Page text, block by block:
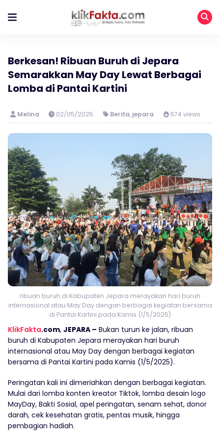
Berkesan! Ribuan Buruh di Jepara
Semarakkan May Day Lewat Berbagai
Lomba di Pantai Kartini
Melina 02/05/2025 Berita, jepara 674 views
ribuan buruh di Kabupaten Jepara merayakan hari buruh
internasional atau May Day dengan berbagai kegiatan bersama
di Pantai Kartini pada Kamis (1/5/2025)
KlikFakta.com, JEPARA – Bukan turun ke jalan, ribuan
buruh di Kabupaten Jepara merayakan hari buruh
internasional atau May Day dengan berbagai kegiatan
bersama di Pantai Kartini pada Kamis (1/5/2025).
Peringatan kali ini dimeriahkan dengan berbagai kegiatan.
Mulai dari lomba konten kreator Tiktok, lomba desain logo
MayDay, Bakti Sosial, apel peringatan, senam sehat, donor
darah, cek kesehatan gratis, pentas musik, hingga
pembagian hadiah.